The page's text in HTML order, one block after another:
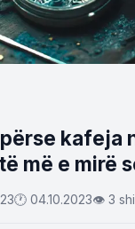
kafeja
më e mirë
🕐 04.10.2023👁 3